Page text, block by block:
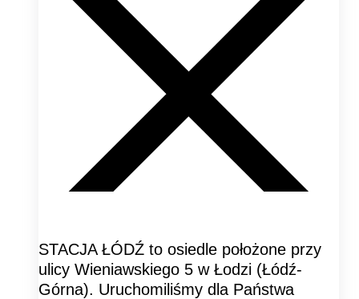
STACJA ŁÓDŹ to osiedle położone przy
ulicy Wieniawskiego 5 w Łodzi (Łódź-
Górna). Uruchomiliśmy dla Państwa